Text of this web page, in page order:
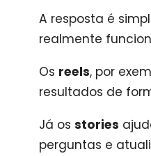
A resposta é
realmente
Os reels, por
resultados de
Já os stories
perguntas e